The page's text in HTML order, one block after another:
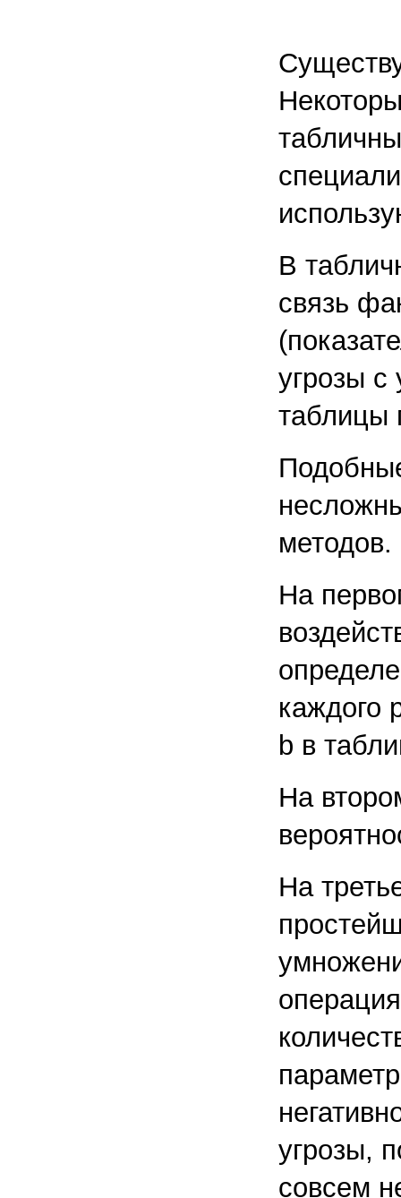
В
связь
угрозы с
таблицы
методов.
На
каждого
b в
На
На
угрозы,
совсем